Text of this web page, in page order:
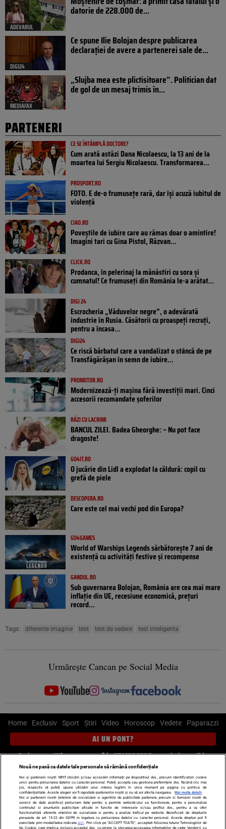
ADEVARUL
datorie de 228.000 de...
DIGI24
Ce spune Ilie Bolojan despre publicarea
declarației de avere a partenerei sale de...
MEDIAFAX
„Slujba mea este plictisitoare”. Politician dat
de gol de un mesaj trimis în...
PARTENERI
CE SE ÎNTÂMPLĂ DOCTORE?
Cum arată astăzi Dana Nicolaescu, la 13 ani de la
moartea lui Sergiu Nicolaescu. Transformarea...
PROSPORT.RO
FOTO. E de-o frumusețe rară, dar își acuză iubitul de
violență
CIAO.RO
Poveştile de iubire care au rămas doar o amintire!
Imagini tari cu Gina Pistol, Răzvan...
CLICK.RO
Prodanca, în pelerinaj la mănăstiri cu sora și
cumnatul! Ce frumuseți din România le-a arătat...
DIGI 24
Escrocheria „Văduvelor negre”, o adevărată
industrie în Rusia. Căsătorii cu proaspeți recruți,
pentru a încasa...
DIGI24
Ce riscă bărbatul care a vandalizat o stâncă de pe
Transfăgărășan în semn de iubire...
PROMOTOR.RO
Modernizează-ți mașina fără investiții mari. Cinci
accesorii recomandate șoferilor
RÂZI CU LACRIMI
BANCUL ZILEI. Badea Gheorghe: – Nu pot face
dragoste!
GO4IT.RO
O jucărie din Lidl a explodat la căldură: copil cu
grefă de piele
DESCOPERA.RO
Care este cel mai vechi pod din Europa?
GO4GAMES
World of Warships Legends sărbătorește 7 ani de
existență cu activități festive și recompense
GANDUL.RO
Sub guvernarea Bolojan, România are cea mai mare
inflație din UE, recesiune economică, prețuri
record...
Tags: diferente imagine test test de vedere test inteligenta
Urmărește Cancan pe Social Media
Home Exclusiv Sport Știri Video Horoscop Vedete Paparazzi
AI UN PONT?
Scrie-ne pe Whatsapp, sună la 0741226226 sau trimite mail la
pont@cancan.ro
Știri interne Știri externe
Politică
Ultimele stiri
Diete Insula Iubirii Dictionar de vise
LIFE STYLE
Horoscop
Nouă ne pasă ca datele tale personale să rămână confidențiale
Noi și partenerii noștri 1017stocăm și/sau accesăm informații pe dispozitivul dvs., precum identificatorii cookie
unici pentru prelucrarea datelor cu caracter personal. Puteți accepta sau gestiona preferințele dvs. făcând clic mai
jos, respectiv vă puteți opune utilizării unui interes legitim în orice moment pe pagina cu politica de
confidențialitate. Aceste alegeri vor fi raportate partenerilor noștri și nu vă vor afecta navigarea.
Mai multe detalii
Noi si partenerii nostri (retelele de socializare si agentiile de publicitate partenere, precum si furnizorii nostri de
servicii de date analitice) prelucram date pentru a permite website-ului sa functioneze, pentru a personaliza
continutul si anunturile publicitare afisate in functie de interesele si/sau profilul dvs., pentru a va oferi
functionalitati aferente retelelor de socializare si pentru a analiza traficul pe website. Beneficiati de drepturile
prevazute de art. 15-22 din GDPR in legatura cu prelucrarea datelor cu caracter personal. Aceste drepturi pot fi
exercitate prin modalitatea indicataaici . Prin click pe “ACCEPT TOATE”, acceptati folosirea tuturor Tehnologiilor de
tip Cookie, care implica inclusiv acceptul dvs. cu privire la stocarea/accesarea informatiilor de catre Vendor-ii cu